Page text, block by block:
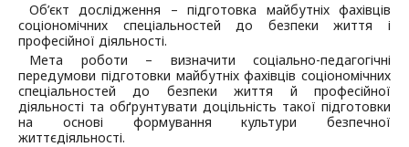
Об’єкт дослідження – підготовка майбутніх фахівців
соціономічних спеціальностей до безпеки життя і
професійної діяльності.
Мета роботи – визначити соціально-педагогічні
передумови підготовки майбутніх фахівців соціономічних
спеціальностей до безпеки життя й професійної
діяльності та обґрунтувати доцільність такої підготовки
на основі формування культури безпечної
життєдіяльності.